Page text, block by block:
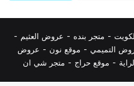
- متجر بنده - عروض العثيم -
التميمي - موقع نون - عروض
- موقع حراج - متجر شي ان